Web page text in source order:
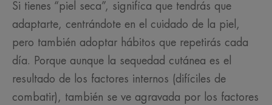
Si tienes “piel seca”, significa que tendrás que
adaptarte, centrándote en el cuidado de la piel,
pero también adoptar hábitos que repetirás cada
día. Porque aunque la sequedad cutánea es el
resultado de los factores internos (difíciles de
combatir), también se ve agravada por los factores